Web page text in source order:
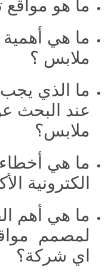
ما هو
ما هي
ملابس ؟
ما الذي
عند البحث
ملابس؟
ما هي
الكترونية
ما هي أهم
لمصمم
اي شركة؟